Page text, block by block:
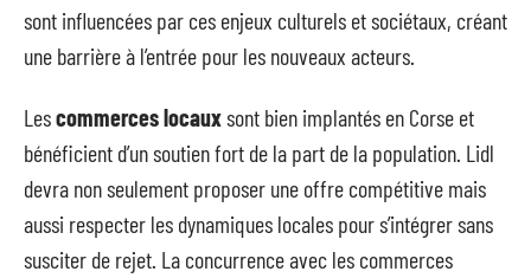
sont influencées par ces enjeux culturels et sociétaux, créant
une barrière à l’entrée pour les nouveaux acteurs.
Lescommerces locauxsont bien implantés en Corse et
bénéficient d’un soutien fort de la part de la population. Lidl
devra non seulement proposer une offre compétitive mais
aussi respecter les dynamiques locales pour s’intégrer sans
susciter de rejet. La concurrence avec les commerces